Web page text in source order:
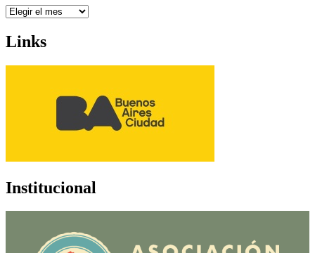
Archivo
Links
Institucional